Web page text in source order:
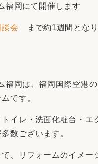
福岡にて開催します
会 まで約1週間とな
福岡は、福岡国際空港
です。
イレ・洗面化粧台・エ
数ございます。
、リフォームのイメー